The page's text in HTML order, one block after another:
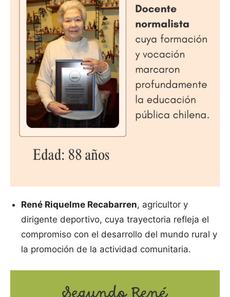
René Riquelme Recabarren, agricultor y
dirigente deportivo, cuya trayectoria refleja el
compromiso con el desarrollo del mundo rural y
la promoción de la actividad comunitaria.